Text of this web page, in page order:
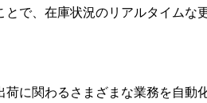
で、在庫状況のリアルタイムな
に関わるさまざまな業務を自動